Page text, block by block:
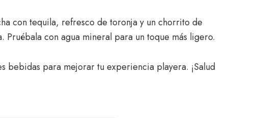
con tequila, refresco de toronja y un chorrito de
con agua mineral para un toque más ligero.
bebidas para mejorar tu experiencia playera. ¡Salud